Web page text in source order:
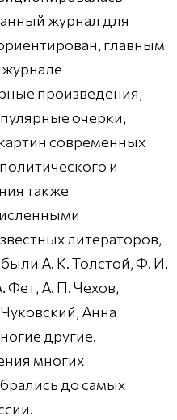
журнал для
главным
произведения,
очерки,
современных
и
также
литераторов,
А. К. Толстой, Ф. И.
Фет, А. П. Чехов,
Анна
другие.
многих
до самых